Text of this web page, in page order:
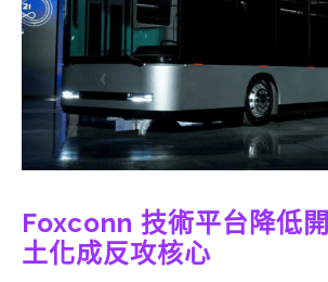
Foxconn 技術平台降低
土化成反攻核心